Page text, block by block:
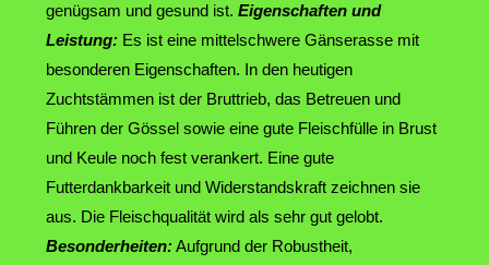
genügsam und gesund ist.Eigenschaften und
Leistung: Es ist eine mittelschwere Gänserasse mit
besonderen Eigenschaften. In den heutigen
Zuchtstämmen ist der Bruttrieb, das Betreuen und
Führen der Gössel sowie eine gute Fleischfülle in Brust
und Keule noch fest verankert. Eine gute
Futterdankbarkeit und Widerstandskraft zeichnen sie
aus. Die Fleischqualität wird als sehr gut gelobt.
Besonderheiten:Aufgrund der Robustheit,